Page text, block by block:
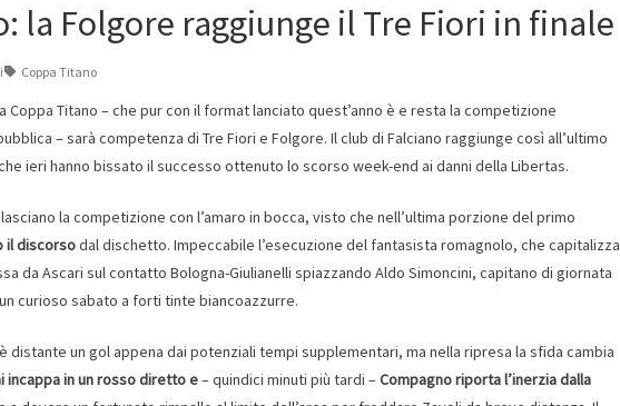
la Folgore raggiunge il Tre Fiori in finale
Coppa Titano
Coppa Titano – che pur con il format lanciato quest’anno è e resta la competizione
– sarà competenza di Tre Fiori e Folgore. Il club di Falciano raggiunge così all’ultimo
ieri hanno bissato il successo ottenuto lo scorso week-end ai danni della Libertas.
la competizione con l’amaro in bocca, visto che nell’ultima porzione del primo
il discorsodal dischetto. Impeccabile l’esecuzione del fantasista romagnolo, che capitalizza
da Ascari sul contatto Bologna-Giulianelli spiazzando Aldo Simoncini, capitano di giornata
curioso sabato a forti tinte biancoazzurre.
distante un gol appena dai potenziali tempi supplementari, ma nella ripresa la sfida cambia
incappa in un rosso direttoe– quindici minuti più tardi –Compagno riporta l’inerzia dalla